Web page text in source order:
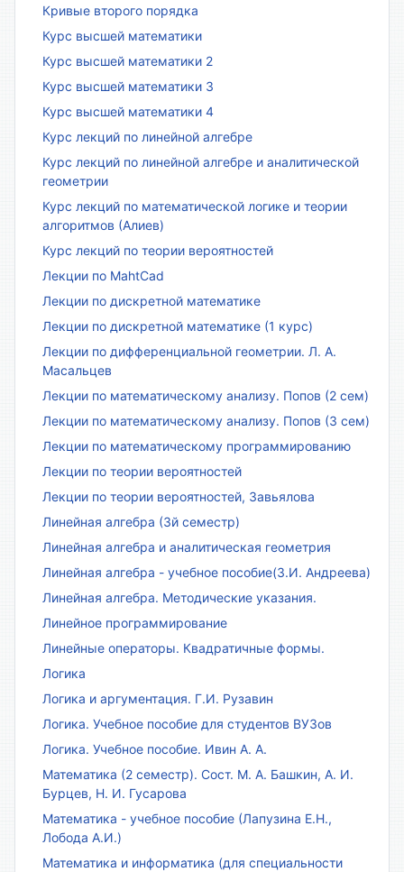
Кривые второго порядка
Курс высшей математики
Курс высшей математики 2
Курс высшей математики 3
Курс высшей математики 4
Курс лекций по линейной алгебре
Курс лекций по линейной алгебре и аналитической
геометрии
Курс лекций по математической логике и теории
алгоритмов (Алиев)
Курс лекций по теории вероятностей
Лекции по MahtCad
Лекции по дискретной математике
Лекции по дискретной математике (1 курс)
Лекции по дифференциальной геометрии. Л. А.
Масальцев
Лекции по математическому анализу. Попов (2 сем)
Лекции по математическому анализу. Попов (3 сем)
Лекции по математическому программированию
Лекции по теории вероятностей
Лекции по теории вероятностей, Завьялова
Линейная алгебра (3й семестр)
Линейная алгебра и аналитическая геометрия
Линейная алгебра - учебное пособие(З.И. Андреева)
Линейная алгебра. Методические указания.
Линейное программирование
Линейные операторы. Квадратичные формы.
Логика
Логика и аргументация. Г.И. Рузавин
Логика. Учебное пособие для студентов ВУЗов
Логика. Учебное пособие. Ивин А. А.
Математика (2 семестр). Сост. М. А. Башкин, А. И.
Бурцев, Н. И. Гусарова
Математика - учебное пособие (Лапузина Е.Н.,
Лобода А.И.)
Математика и информатика (для специальности